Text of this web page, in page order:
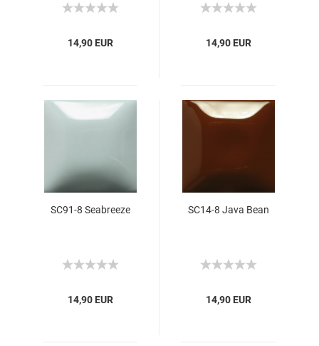
14,90 EUR 14,90 EUR
SC91-8 Seabreeze
14,90 EUR
SC14-8 Java Bean
14,90 EUR